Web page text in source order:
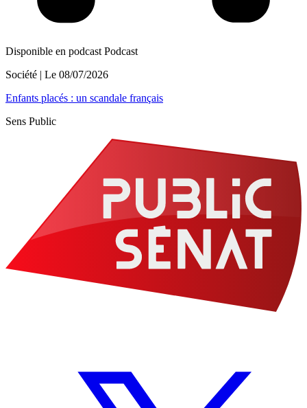
Disponible en podcast Podcast
Société | Le 08/07/2026
Enfants placés : un scandale français
Sens Public